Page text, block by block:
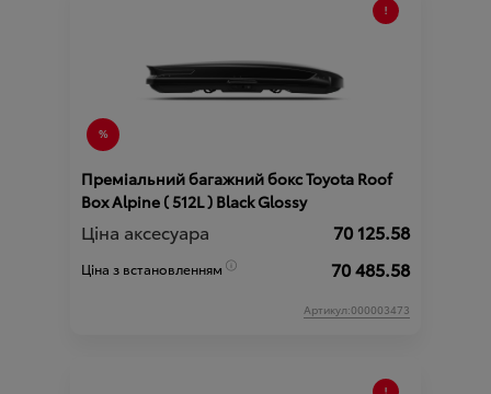
Преміальний багажний бокс Toyota Roof
Box Alpine ( 512L ) Black Glossy
Ціна аксесуара 70 125.58
Ціна з встановленням 70 485.58
Артикул:000003473